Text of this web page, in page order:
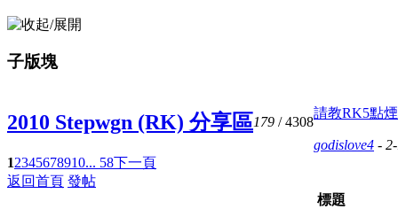
子版塊
2010 Stepwgn (RK) 分享區179 / 4308
請教RK5點煙
godislove4 -
12345678910... 58下一頁
返回首頁 發帖
標題